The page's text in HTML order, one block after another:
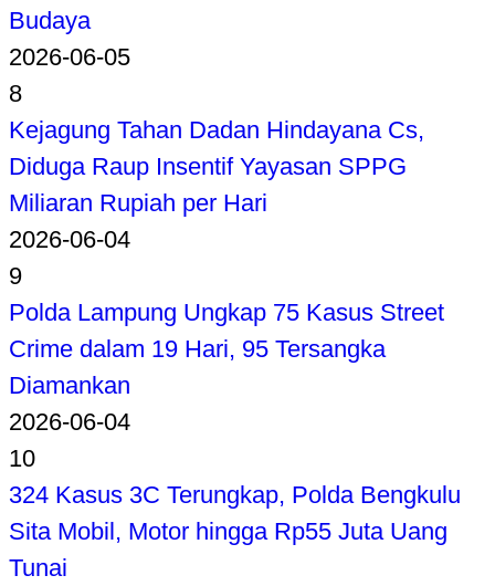
Budaya
2026-06-05
8
Kejagung Tahan Dadan Hindayana Cs,
Diduga Raup Insentif Yayasan SPPG
Miliaran Rupiah per Hari
2026-06-04
9
Polda Lampung Ungkap 75 Kasus Street
Crime dalam 19 Hari, 95 Tersangka
Diamankan
2026-06-04
10
324 Kasus 3C Terungkap, Polda Bengkulu
Sita Mobil, Motor hingga Rp55 Juta Uang
Tunai